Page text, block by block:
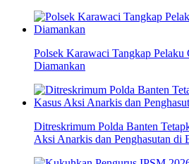
Polsek Karawaci Tangkap Pelaku
Diamankan
Ditreskrimum Polda Banten
Aksi Anarkis dan Penghasutan di